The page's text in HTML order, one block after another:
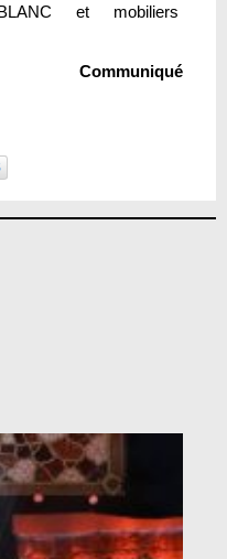
et mobiliers
Communiqué